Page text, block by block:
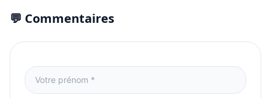
💬 Commentaires